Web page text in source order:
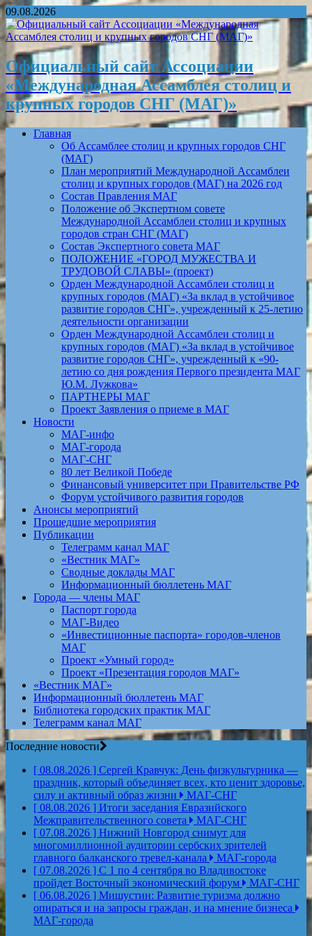
09.08.2026
Официальный сайт Ассоциации
«Международная Ассамблея столиц и
крупных городов СНГ (МАГ)»
Главная
Об Ассамблее столиц и крупных городов СНГ
(МАГ)
План мероприятий Международной Ассамблеи
столиц и крупных городов (МАГ) на 2026 год
Состав Правления МАГ
Положение об Экспертном совете
Международной Ассамблеи столиц и крупных
городов стран СНГ (МАГ)
Состав Экспертного совета МАГ
ПОЛОЖЕНИЕ «ГОРОД МУЖЕСТВА И
ТРУДОВОЙ СЛАВЫ» (проект)
Орден Международной Ассамблеи столиц и
крупных городов (МАГ) «За вклад в устойчивое
развитие городов СНГ», учрежденный к 25-летию
деятельности организации
Орден Международной Ассамблеи столиц и
крупных городов (МАГ) «За вклад в устойчивое
развитие городов СНГ», учрежденный к «90-
летию со дня рождения Первого президента МАГ
Ю.М. Лужкова»
ПАРТНЕРЫ МАГ
Проект Заявления о приеме в МАГ
Новости
МАГ-инфо
МАГ-города
МАГ-СНГ
80 лет Великой Победе
Финансовый университет при Правительстве РФ
Форум устойчивого развития городов
Анонсы мероприятий
Прошедшие мероприятия
Публикации
Телеграмм канал МАГ
«Вестник МАГ»
Сводные доклады МАГ
Информационный бюллетень МАГ
Города — члены МАГ
Паспорт города
МАГ-Видео
«Инвестиционные паспорта» городов-членов
МАГ
Проект «Умный город»
Проект «Презентация городов МАГ»
«Вестник МАГ»
Информационный бюллетень МАГ
Библиотека городских практик МАГ
Телеграмм канал МАГ
Последние новости
[ 08.08.2026 ] Сергей Кравчук: День физкультурника —
праздник, который объединяет всех, кто ценит здоровье,
силу и активный образ жизни
МАГ-СНГ
[ 08.08.2026 ] Итоги заседания Евразийского
Межправительственного совета
МАГ-СНГ
[ 07.08.2026 ] Нижний Новгород снимут для
многомиллионной аудитории сербских зрителей
главного балканского тревел-канала
МАГ-города
[ 07.08.2026 ] С 1 по 4 сентября во Владивостоке
пройдет Восточный экономический форум
МАГ-СНГ
[ 06.08.2026 ] Мишустин: Развитие туризма должно
опираться и на запросы граждан, и на мнение бизнеса
МАГ-города